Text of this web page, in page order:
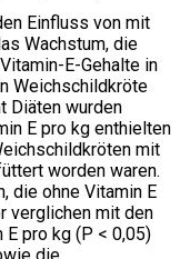
Einfluss von mit
Wachstum, die
E-Gehalte in
Weichschildkröte
Diäten wurden
E pro kg enthielten
mit
worden waren.
die ohne Vitamin E
verglichen mit den
pro kg (P < 0,05)